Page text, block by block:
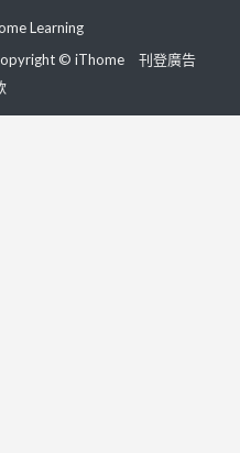
Learning
© iThome
刊登廣告